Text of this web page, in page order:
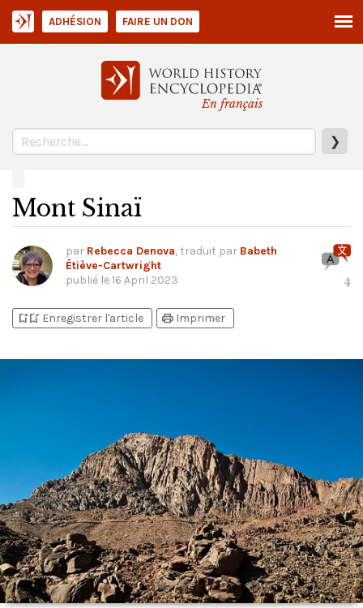
En français
❯
ADHÉSION FAIRE UN DON
Mont Sinaï
par Rebecca Denova, traduit par Babeth
Étiève-Cartwright
publié le16 April 2023 4
bookmark_addbookmark_added Enregistrer l'article print Imprimer